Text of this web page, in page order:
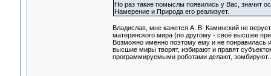
Но раз такие помыслы появились у Вас, значит
Намерение и Природа его реализует.
Владислав, мне кажется А. В. Каминский не
материнского мира (по другому - своё высшее
Возможно именно поэтому ему и не понравилась
высшие миры творят, избирают и правят
программируемыми роботами делают,